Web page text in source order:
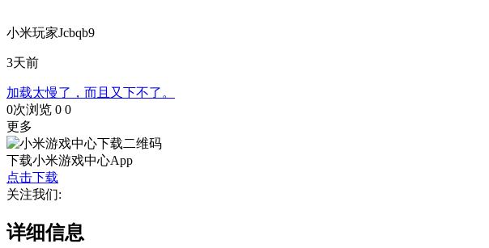
小米玩家Jcbqb9
3天前
加载太慢了，而且又下不了。
0次浏览 0 0
更多
下载小米游戏中心App
点击下载
关注我们:
详细信息